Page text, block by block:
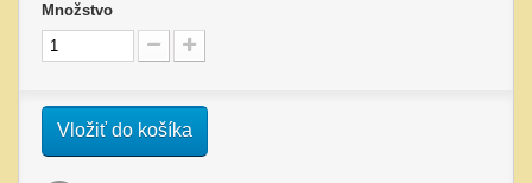
Množstvo
Vložiť do košíka